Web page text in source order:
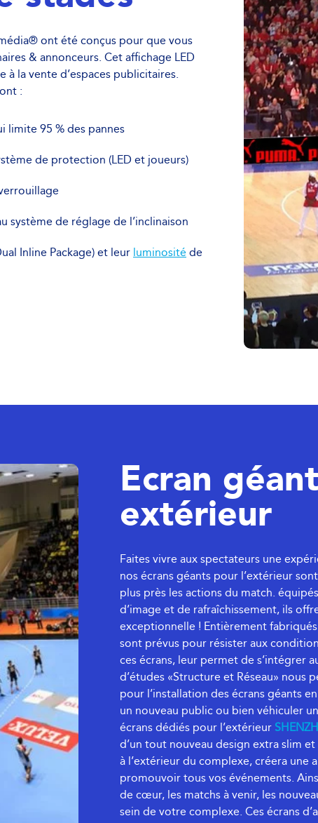
ont été conçus pour que vous
& annonceurs. Cet affichage LED
la vente d’espaces publicitaires.
:
limite 95 % des pannes
de protection (LED et joueurs)
système de réglage de l’inclinaison
Inline Package) et leur luminosité de
Ecran
extérieur
Faites vivre aux spectateurs une
nos écrans géants pour l’extérieur
plus près les actions du match.
d’image et de rafraîchissement, ils
exceptionnelle ! Entièrement
sont prévus pour résister aux
ces écrans, leur permet de s’intégrer
d’études «Structure et Réseau» nous
pour l’installation des écrans géants
un nouveau public ou bien véhiculer
écrans dédiés pour l’extérieur
d’un tout nouveau design extra slim
à l’extérieur du complexe, créera
promouvoir tous vos événements.
de cœur, les matchs à venir, les
sein de votre complexe. Ces écrans